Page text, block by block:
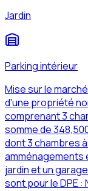
Jardin
Parking intérieur
Mise sur le
d'une propriété
comprenant 3
somme de
dont 3 chambres
amménagements
jardin et un
sont pour le DPE :